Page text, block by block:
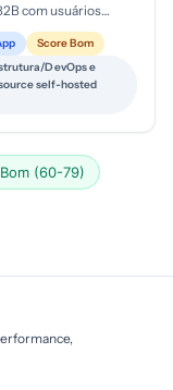
com usuários
estágio de
digital avançado,
...
Score Bom
DevOps e
self-hosted
(60-79)